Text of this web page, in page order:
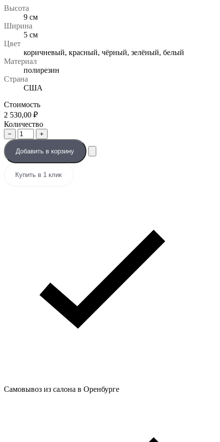
Высота
9 см
Ширина
5 см
Цвет
коричневый, красный, чёрный, зелёный, белый
Материал
полирезин
Страна
США
Стоимость
2 530,00 ₽
Количество
− +
Добавить в корзину
Купить в 1 клик
Самовывоз из салона в Оренбурге